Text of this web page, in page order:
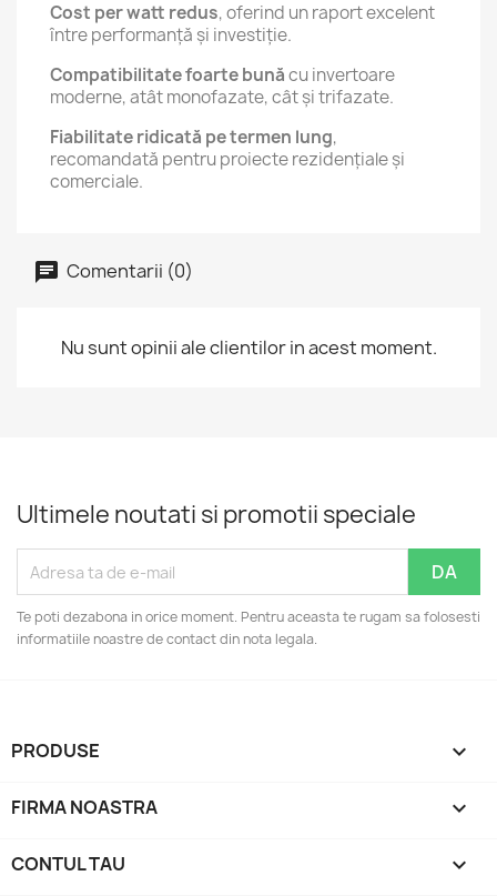
Cost per watt redus, oferind un raport excelent
între performanță și investiție.
Compatibilitate foarte bunăcu invertoare
moderne, atât monofazate, cât și trifazate.
Fiabilitate ridicată pe termen lung,
recomandată pentru proiecte rezidențiale și
comerciale.
Comentarii (0)
Nu sunt opinii ale clientilor in acest moment.
Ultimele noutati si promotii speciale
Te poti dezabona in orice moment. Pentru aceasta te rugam sa folosesti
informatiile noastre de contact din nota legala.
PRODUSE 
FIRMA NOASTRA 
CONTUL TAU 